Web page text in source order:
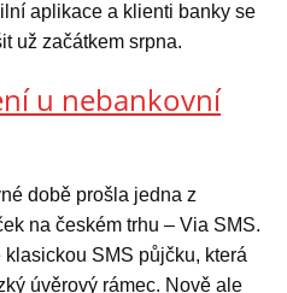
aplikace a klienti banky se
už začátkem srpna.
u nebankovní
době prošla jedna z
na českém trhu – Via SMS.
SMS půjčku, která
úvěrový rámec. Nově ale